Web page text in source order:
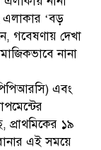
এলাকার ‘বড়
গবেষণায় দেখা
নানা
এবং
১৯
এই সময়ে